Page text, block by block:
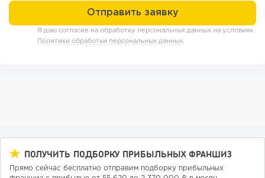
Я даю согласие на обработку персональных данных на условиях
Политики обработки персональных данных
ПОЛУЧИТЬ ПОДБОРКУ ПРИБЫЛЬНЫХ ФРАНШИЗ
Прямо сейчас бесплатно отправим подборку прибыльных